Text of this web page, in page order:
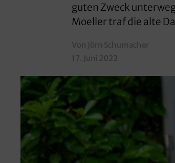
guten Zweck
Moeller traf die alte
Von Jörn Schumacher
17. Juni 2022